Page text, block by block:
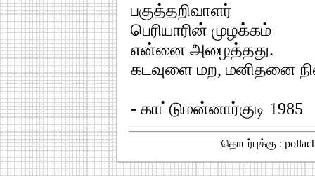
பகுத்தறிவாளர்
பெரியாரின் முழக்கம்
என்னை அழைத்தது.
கடவுளை மற, மனிதனை
- காட்டுமன்னார்குடி 1985
தொடர்புக்கு :